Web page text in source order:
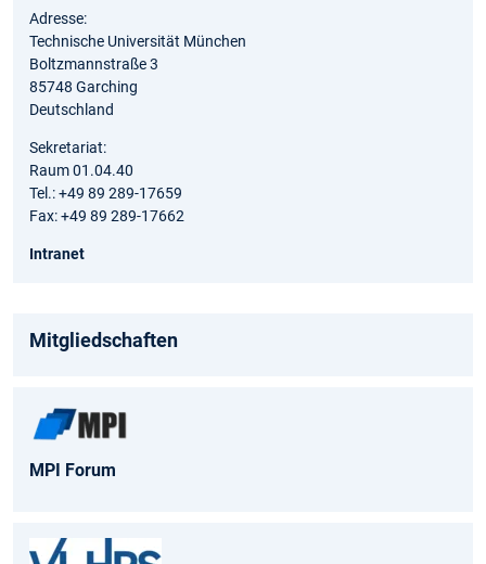
Adresse:
Technische Universität München
Boltzmannstraße 3
85748 Garching
Deutschland
Sekretariat:
Raum 01.04.40
Tel.: +49 89 289-17659
Fax: +49 89 289-17662
Intranet
Mitgliedschaften
MPI Forum